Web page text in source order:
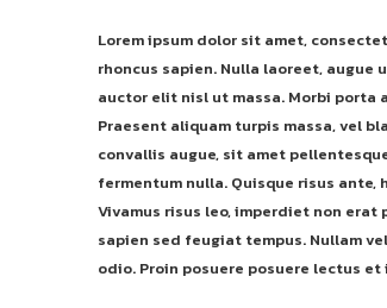
Lorem ipsum dolor sit amet,
rhoncus sapien. Nulla laoreet, augue
auctor elit nisl ut massa. Morbi porta
Praesent aliquam turpis massa, vel
convallis augue, sit amet
fermentum nulla. Quisque risus
Vivamus risus leo, imperdiet non erat
sapien sed feugiat tempus. Nullam
odio. Proin posuere posuere lectus et